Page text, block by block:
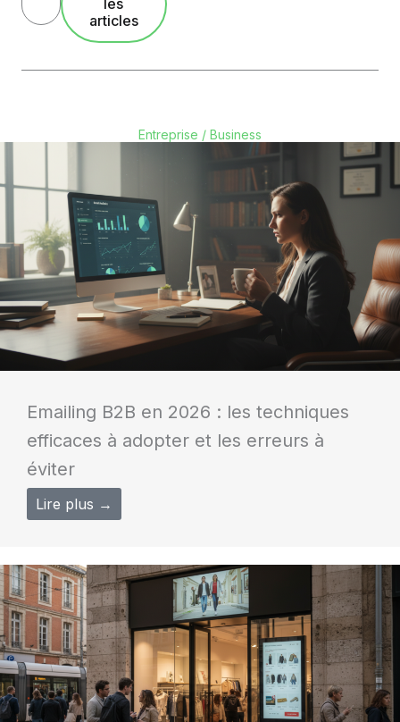
les
articles
Entreprise / Business
Emailing B2B en 2026 : les techniques
efficaces à adopter et les erreurs à
éviter
Lire plus →